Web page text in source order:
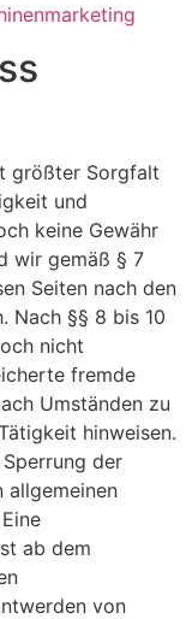
größter Sorgfalt
und
keine Gewähr
wir gemäß § 7
Seiten nach den
Nach §§ 8 bis 10
nicht
fremde
Umständen zu
hinweisen.
der
allgemeinen
ab dem
von